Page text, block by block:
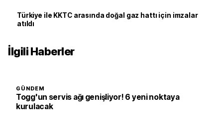
Türkiye ile KKTC arasında doğal gaz hattı için imzalar
atıldı
İlgili Haberler
GÜNDEM
Togg'un servis ağı genişliyor! 6 yeni noktaya
kurulacak